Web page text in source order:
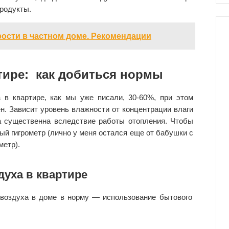
в частном доме. Рекомендации
как добиться нормы
в квартире, как мы уже писали, 30-60%, при этом
уровень влажности от концентрации влаги
вследствие работы отопления. Чтобы
гигрометр (лично у меня остался еще от бабушки с
в квартире
в доме в норму — использование бытового